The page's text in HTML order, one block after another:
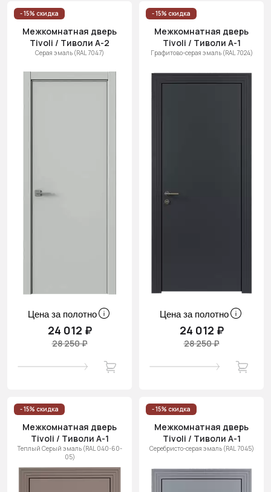
- 15% скидка
Межкомнатная дверь
Tivoli / Тиволи А-2
Серая эмаль (RAL 7047)
Цена за полотно
24 012 ₽
28 250 ₽
- 15% скидка
Межкомнатная дверь
Tivoli / Тиволи А-1
Графитово-серая эмаль (RAL 7024)
Цена за полотно
24 012 ₽
28 250 ₽
- 15% скидка
Межкомнатная дверь
Tivoli / Тиволи А-1
Теплый Серый эмаль (RAL 040-60-
05)
- 15% скидка
Межкомнатная дверь
Tivoli / Тиволи А-1
Серебристо-серая эмаль (RAL 7045)